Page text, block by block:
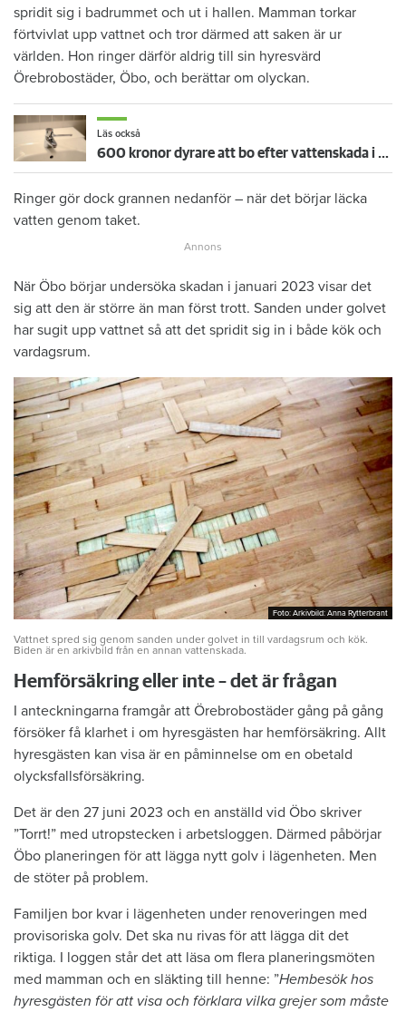
spridit sig i badrummet och ut i hallen. Mamman torkar
förtvivlat upp vattnet och tror därmed att saken är ur
världen. Hon ringer därför aldrig till sin hyresvärd
Örebrobostäder, Öbo, och berättar om olyckan.
Läs också
600 kronor dyrare att bo efter vattenskada i Varberg
Ringer gör dock grannen nedanför – när det börjar läcka
vatten genom taket.
När Öbo börjar undersöka skadan i januari 2023 visar det
sig att den är större än man först trott. Sanden under golvet
har sugit upp vattnet så att det spridit sig in i både kök och
vardagsrum.
Foto: Arkivbild: Anna Rytterbrant
Foto: Arkivbild: Anna Rytterbrant
Vattnet spred sig genom sanden under golvet in till vardagsrum och kök.
Biden är en arkivbild från en annan vattenskada.
Hemförsäkring eller inte – det är frågan
I anteckningarna framgår att Örebrobostäder gång på gång
försöker få klarhet i om hyresgästen har hemförsäkring. Allt
hyresgästen kan visa är en påminnelse om en obetald
olycksfallsförsäkring.
Det är den 27 juni 2023 och en anställd vid Öbo skriver
”Torrt!” med utropstecken i arbetsloggen. Därmed påbörjar
Öbo planeringen för att lägga nytt golv i lägenheten. Men
de stöter på problem.
Familjen bor kvar i lägenheten under renoveringen med
provisoriska golv. Det ska nu rivas för att lägga dit det
riktiga. I loggen står det att läsa om flera planeringsmöten
med mamman och en släkting till henne: ”Hembesök hos
hyresgästen för att visa och förklara vilka grejer som måste